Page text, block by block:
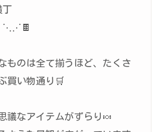
ものは全て揃うほど、たくさ
買い物通り🛒
議なアイテムがずらり🍬